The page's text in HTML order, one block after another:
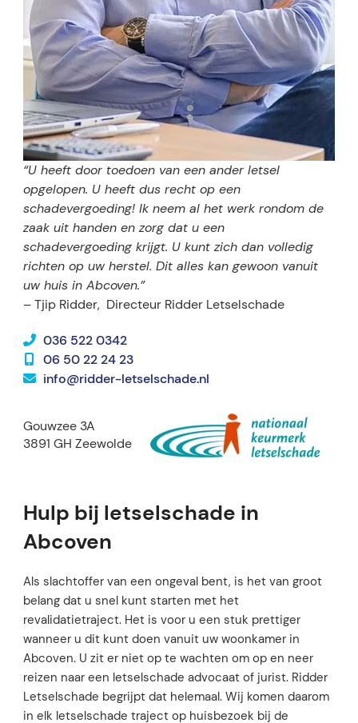
“U heeft door toedoen van een ander letsel
opgelopen. U heeft dus recht op een
schadevergoeding! Ik neem al het werk rondom de
zaak uit handen en zorg dat u een
schadevergoeding krijgt. U kunt zich dan volledig
richten op uw herstel. Dit alles kan gewoon vanuit
uw huis in Abcoven.”
– Tjip Ridder, Directeur Ridder Letselschade
036 522 0342
06 50 22 24 23
info@ridder-letselschade.nl
Gouwzee 3A
3891 GH Zeewolde
Hulp bij letselschade in
Abcoven
Als slachtoffer van een ongeval bent, is het van groot
belang dat u snel kunt starten met het
revalidatietraject. Het is voor u een stuk prettiger
wanneer u dit kunt doen vanuit uw woonkamer in
Abcoven. U zit er niet op te wachten om op en neer
reizen naar een letselschade advocaat of jurist. Ridder
Letselschade begrijpt dat helemaal. Wij komen daarom
in elk letselschade traject op huisbezoek bij de